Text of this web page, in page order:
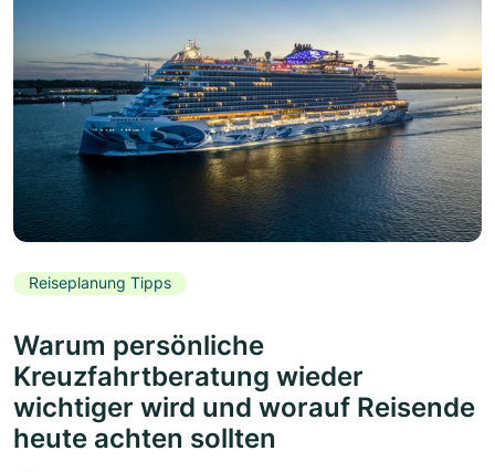
Reiseplanung Tipps
Warum persönliche
Kreuzfahrtberatung wieder
wichtiger wird und worauf Reisende
heute achten sollten